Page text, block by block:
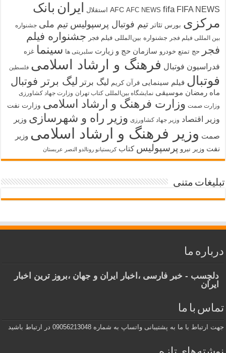
AFC AFC NEWS fifa FIFA استقلال ایران بانک
بورس تئاتر تیم فوتبال پرسپولیس تیم ملی جشنواره
المللی فیلم فجر جشنواره بین‌المللی فیلم فجر جشنواره فیلم
حج تمتع خودرو سازمان حج و زیارت سلبریتی ها سینما غزه
فوتبال فرهنگ و ارشاد اسلامی فلسطین
فیلم سینمایی قرآن کریم لیگ برتر لیگ برتر فوتبال
رمضان موسیقی نمایشگاه بین‌المللی کتاب تهران وزارت جهاد کشاورزی
صمت وزارت فرهنگ و ارشاد اسلامی وزارت نفت
اقتصاد وزیر جهاد کشاورزی وزیر راه و شهرسازی وزیر
وزیر فرهنگ و ارشاد اسلامی
وزیر
وزیر نیرو پرسپولیس کتاب کریستیانو رونالدو النصر عربستان
متنی
ما
- خبر فارسی ،اخبار ایران و جهان ،بروز ترین اخبار
با ما
با ما به پشتیبانی واتساپ به شماره 09056213048 در ارتباط باشید